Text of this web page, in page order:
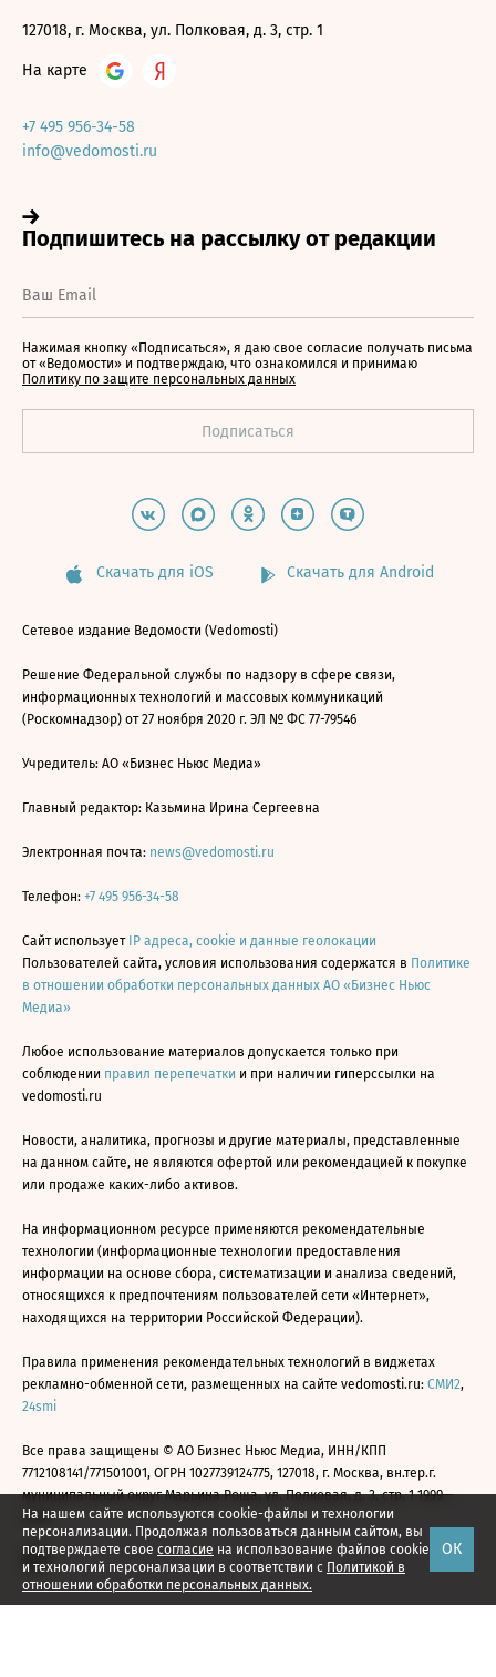
На нашем сайте используются cookie-файлы и технологии
персонализации. Продолжая пользоваться данным сайтом, вы
подтверждаете свое согласие на использование файлов cookie
и технологий персонализации в соответствии с Политикой в
отношении обработки персональных данных.
ОК
127018, г. Москва, ул. Полковая, д. 3, стр. 1
На карте
+7 495 956-34-58
info@vedomosti.ru
Нажимая кнопку «Подписаться», я даю свое согласие получать письма
от «Ведомости» и подтверждаю, что ознакомился и принимаю
Политику по защите персональных данных
Скачать для iOS Скачать для Android
Сетевое издание Ведомости (Vedomosti)
Решение Федеральной службы по надзору в сфере связи,
информационных технологий и массовых коммуникаций
(Роскомнадзор) от 27 ноября 2020 г. ЭЛ № ФС 77-79546
Учредитель: АО «Бизнес Ньюс Медиа»
Главный редактор: Казьмина Ирина Сергеевна
Электронная почта: news@vedomosti.ru
Телефон: +7 495 956-34-58
Сайт использует IP адреса, cookie и данные геолокации
Пользователей сайта, условия использования содержатся в Политике
в отношении обработки персональных данных АО «Бизнес Ньюс
Медиа»
Любое использование материалов допускается только при
соблюдении правил перепечатки и при наличии гиперссылки на
vedomosti.ru
Новости, аналитика, прогнозы и другие материалы, представленные
на данном сайте, не являются офертой или рекомендацией к покупке
или продаже каких-либо активов.
На информационном ресурсе применяются рекомендательные
технологии (информационные технологии предоставления
информации на основе сбора, систематизации и анализа сведений,
относящихся к предпочтениям пользователей сети «Интернет»,
находящихся на территории Российской Федерации).
Правила применения рекомендательных технологий в виджетах
рекламно-обменной сети, размещенных на сайте vedomosti.ru: СМИ2,
24smi
Все права защищены © АО Бизнес Ньюс Медиа, ИНН/КПП
7712108141/771501001, ОГРН 1027739124775, 127018, г. Москва, вн.тер.г.
муниципальный округ Марьина Роща, ул. Полковая, д. 3, стр. 1 1999—
2026